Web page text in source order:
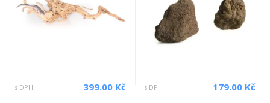
s DPH 399.00 Kč s DPH 179.00 Kč